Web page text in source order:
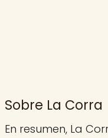
Sobre La Corra
En resumen, La